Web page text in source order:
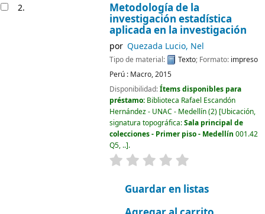
2. Metodología de la
investigación estadística
aplicada en la investigación
por Quezada Lucio, Nel
Tipo de material: Texto; Formato: impreso
Perú : Macro,2015
Disponibilidad:Ítems disponibles para
préstamo: Biblioteca Rafael Escandón
Hernández - UNAC - Medellín(2) Ubicación,
signatura topográfica:Sala principal de
colecciones - Primer piso - Medellín 001.42
Q5, .. .
valoración
Guardar en listas